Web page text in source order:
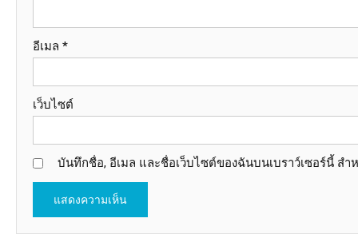
อีเมล *
เว็บไซต์
บันทึกชื่อ, อีเมล และชื่อเว็บไซต์ของฉันบนเบราว์เซอร์นี้ ส